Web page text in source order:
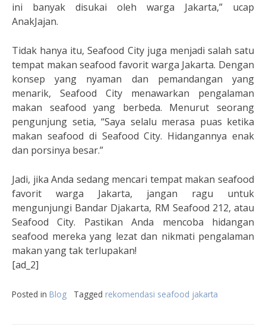
ini banyak disukai oleh warga Jakarta,” ucap
AnakJajan.
Tidak hanya itu, Seafood City juga menjadi salah satu
tempat makan seafood favorit warga Jakarta. Dengan
konsep yang nyaman dan pemandangan yang
menarik, Seafood City menawarkan pengalaman
makan seafood yang berbeda. Menurut seorang
pengunjung setia, “Saya selalu merasa puas ketika
makan seafood di Seafood City. Hidangannya enak
dan porsinya besar.”
Jadi, jika Anda sedang mencari tempat makan seafood
favorit warga Jakarta, jangan ragu untuk
mengunjungi Bandar Djakarta, RM Seafood 212, atau
Seafood City. Pastikan Anda mencoba hidangan
seafood mereka yang lezat dan nikmati pengalaman
makan yang tak terlupakan!
[ad_2]
Posted in Blog Tagged rekomendasi seafood jakarta